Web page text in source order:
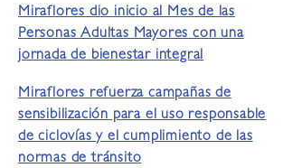
Miraflores dio inicio al Mes de las
Personas Adultas Mayores con una
jornada de bienestar integral
Miraflores refuerza campañas de
sensibilización para el uso responsable
de ciclovías y el cumplimiento de las
normas de tránsito